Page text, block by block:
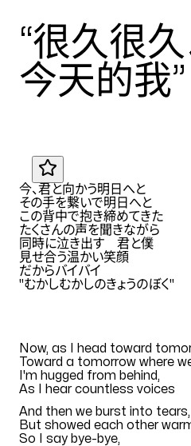
“很久很
今天的我”
今、君と向かう明日へと
その手を繋いで明日へと
この背中で抱き締めてきた
たくさんの声を聞きながら
同時に泣き出す 君と僕
見せ合う温かい笑顔
だからバイバイ
"むかしむかしのきょうのぼく"
Now, as I head toward
Toward a tomorrow where
I'm hugged from behind,
As I hear countless voices
And then we burst into
But showed each other
So I say bye-bye,